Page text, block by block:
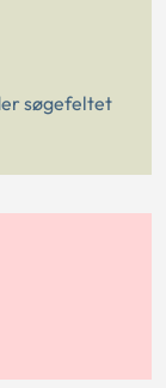
søgefeltet